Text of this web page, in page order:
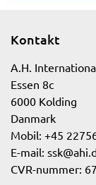
Kontakt
A.H.
Essen 8c
6000 Kolding
Danmark
Mobil: +45
E-mail:
CVR-nummer: